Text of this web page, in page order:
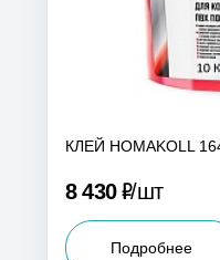
КЛЕЙ HOMAKOLL
8 430Р шт
Подробнее